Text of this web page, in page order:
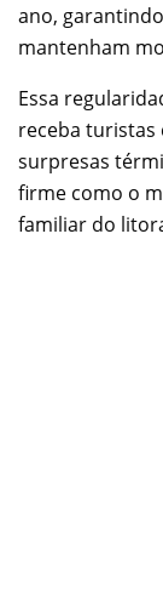
ano,
mantenham
Essa
receba turistas
surpresas
firme como o
familiar do